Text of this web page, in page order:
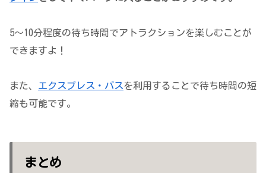
5～10分程度の待ち時間でアトラクションを楽しむことが
できますよ！
また、 エクスプレス・パスを利用することで待ち時間の短
縮も可能です。
まとめ